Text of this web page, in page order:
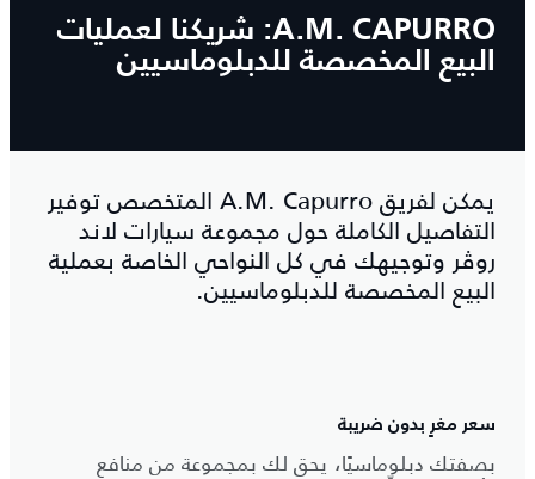
A.M.‎ CAPURRO: شريكنا لعمليات
البيع المخصصة للدبلوماسيين
يمكن لفريق A.M.‎ Capurro المتخصص توفير
التفاصيل الكاملة حول مجموعة سيارات لاند
روڤر وتوجيهك في كل النواحي الخاصة بعملية
البيع المخصصة للدبلوماسيين.
سعر مغرٍ بدون ضريبة
بصفتك دبلوماسيًا، يحق لك بمجموعة من منافع